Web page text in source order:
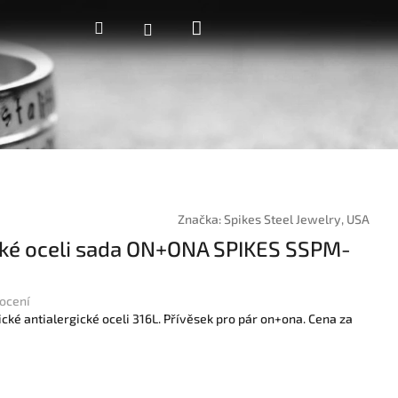
HledatPřihlášeníNákupní
košík
Značka:Spikes Steel Jewelry, USA
oceli sada ON+ONA SPIKES SSPM-
antialergické oceli 316L. Přívěsek pro pár on+ona. Cena za